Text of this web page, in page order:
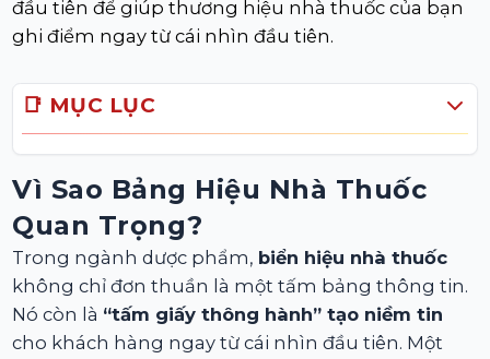
đầu tiên để giúp thương hiệu nhà thuốc của bạn
ghi điểm ngay từ cái nhìn đầu tiên.
📑 MỤC LỤC
Vì Sao Bảng Hiệu Nhà Thuốc
Quan Trọng?
Trong ngành dược phẩm, biển hiệu nhà thuốc
không chỉ đơn thuần là một tấm bảng thông tin.
Nó còn là “tấm giấy thông hành” tạo niềm tin
cho khách hàng ngay từ cái nhìn đầu tiên. Một